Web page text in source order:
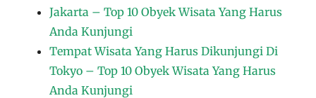
Jakarta – Top 10 Obyek Wisata Yang Harus
Anda Kunjungi
Tempat Wisata Yang Harus Dikunjungi Di
Tokyo – Top 10 Obyek Wisata Yang Harus
Anda Kunjungi